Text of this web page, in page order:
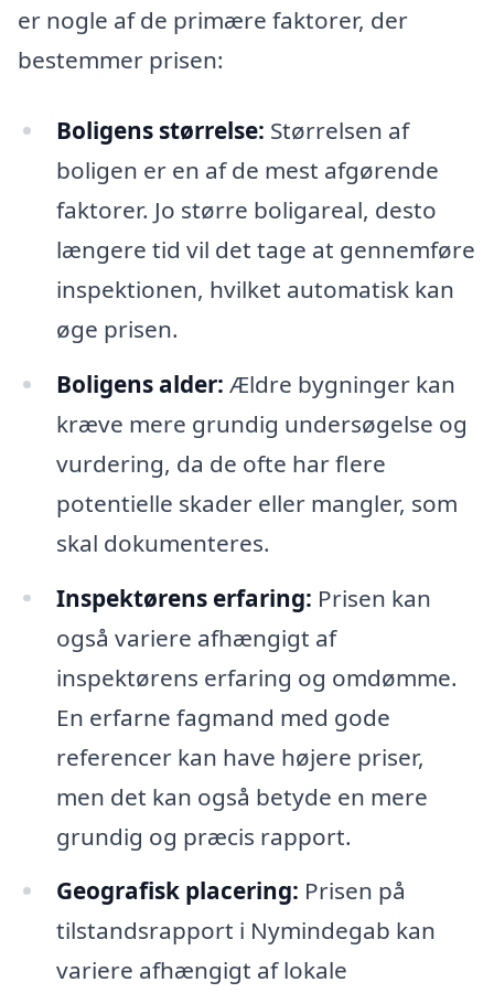
er nogle af de primære faktorer, der
bestemmer prisen:
Boligens størrelse: Størrelsen af
boligen er en af de mest afgørende
faktorer. Jo større boligareal, desto
længere tid vil det tage at gennemføre
inspektionen, hvilket automatisk kan
øge prisen.
Boligens alder: Ældre bygninger kan
kræve mere grundig undersøgelse og
vurdering, da de ofte har flere
potentielle skader eller mangler, som
skal dokumenteres.
Inspektørens erfaring: Prisen kan
også variere afhængigt af
inspektørens erfaring og omdømme.
En erfarne fagmand med gode
referencer kan have højere priser,
men det kan også betyde en mere
grundig og præcis rapport.
Geografisk placering: Prisen på
tilstandsrapport i Nymindegab kan
variere afhængigt af lokale